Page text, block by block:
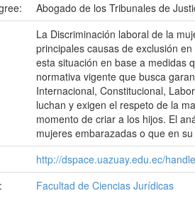
Abogado de los Tribunales de
La Discriminación laboral de la
principales causas de exclusión
esta situación en base a medidas
normativa vigente que busca
Internacional, Constitucional,
luchan y exigen el respeto de la
momento de criar a los hijos. El
mujeres embarazadas o que en
http://dspace.uazuay.edu.ec/
Facultad de Ciencias Jurídicas